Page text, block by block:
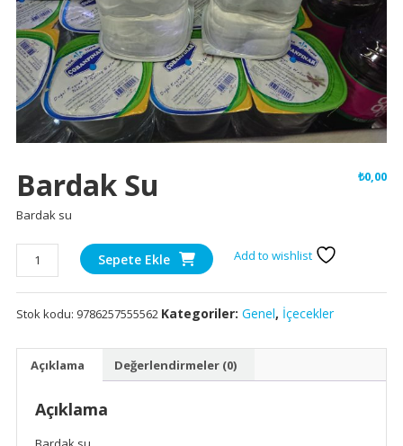
Bardak Su ₺0,00
Bardak su
Bardak
su
adet
Sepete Ekle Add to wishlist
Stok kodu: 9786257555562 Kategoriler: Genel, İçecekler
Açıklama Değerlendirmeler (0)
Açıklama